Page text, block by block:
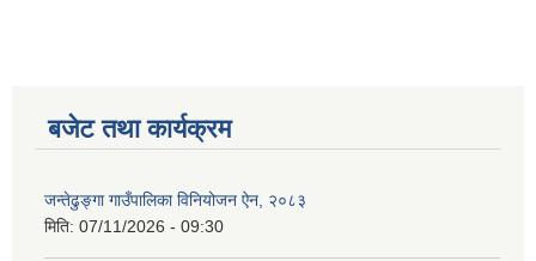
बजेट तथा कार्यक्रम
जन्तेढुङ्गा गाउँपालिका विनियोजन ऐन, २०८३
मिति: 07/11/2026 - 09:30